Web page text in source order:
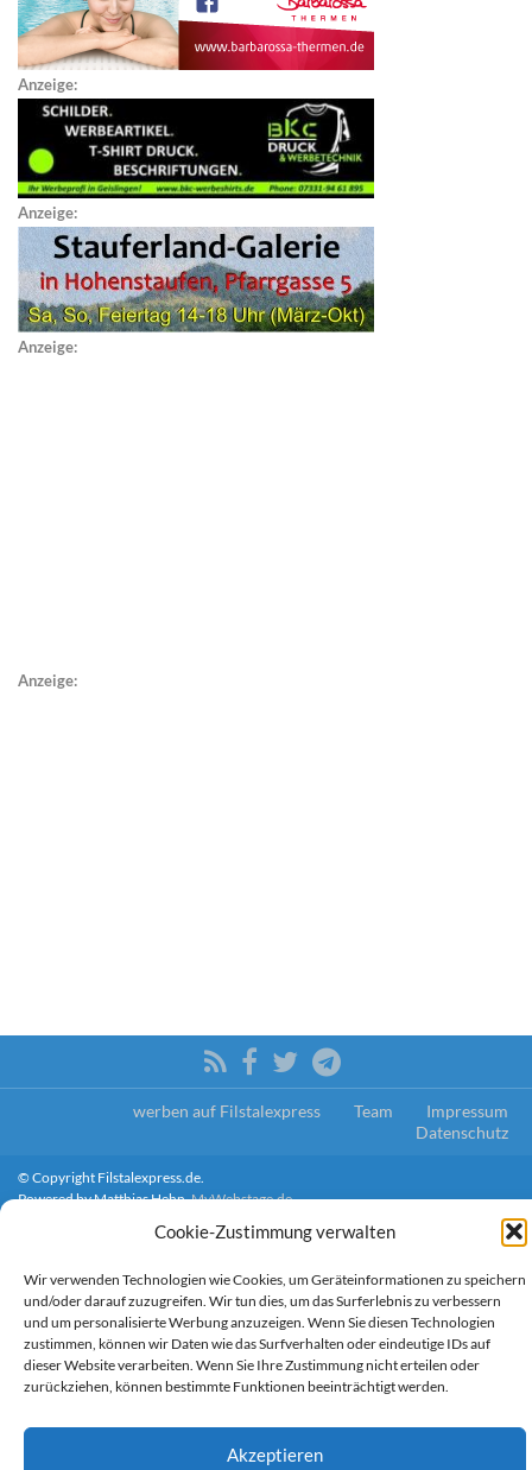
Cookie-Zustimmung verwalten
Wir verwenden Technologien wie Cookies, um Geräteinformationen zu speichern
und/oder darauf zuzugreifen. Wir tun dies, um das Surferlebnis zu verbessern
und um personalisierte Werbung anzuzeigen. Wenn Sie diesen Technologien
zustimmen, können wir Daten wie das Surfverhalten oder eindeutige IDs auf
dieser Website verarbeiten. Wenn Sie Ihre Zustimmung nicht erteilen oder
zurückziehen, können bestimmte Funktionen beeinträchtigt werden.
Akzeptieren
Anzeige:
Anzeige:
Anzeige:
Anzeige:
werben auf Filstalexpress Team
Impressum
Datenschutz
© Copyright Filstalexpress.de.
Powered by Matthias Hehn,MyWebstage.de.